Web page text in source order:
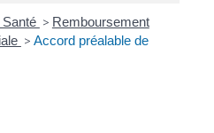
> Remboursement
> Accord préalable de